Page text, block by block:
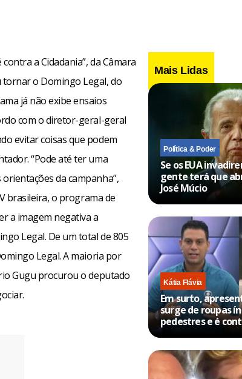
a Cidadania”, da Câmara
o Domingo Legal, do
já não exibe ensaios
com o diretor-geral-geral
evitar coisas que podem
“Pode até ter uma
da campanha”,
brasileira, o programa de
a imagem negativa a
Legal. De um total de 805
Legal. A maioria por
Gugu procurou o deputado
Mais Lidas
Política & Poder
Se os EUA
gente terá que
José Múcio
Kátia Flávia
Em surto,
surge de roupas
pedestres e é